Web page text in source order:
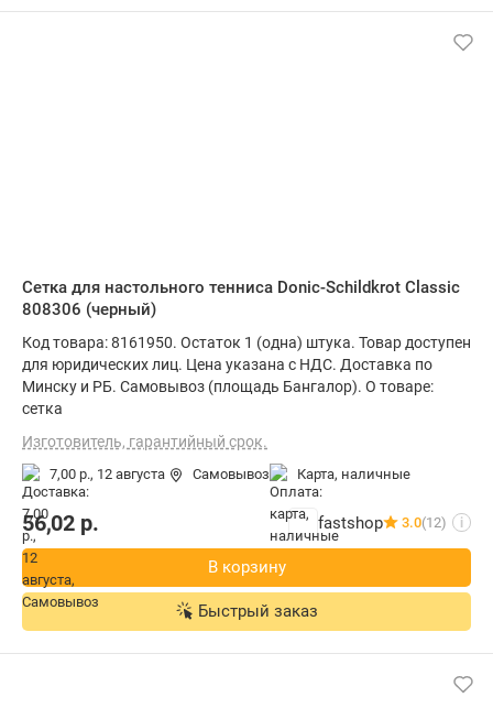
Сетка для настольного тенниса Donic-Schildkrot Classic
808306 (черный)
Код товара: 8161950. Остаток 1 (одна) штука. Товар доступен
для юридических лиц. Цена указана с НДС. Доставка по
Минску и РБ. Самовывоз (площадь Бангалор). О товаре:
сетка
Изготовитель, гарантийный срок.
7,00 р., 12 августа Самовывоз карта, наличные
56,02 р. fastshop 3.0(12) i
В корзину
Быстрый заказ